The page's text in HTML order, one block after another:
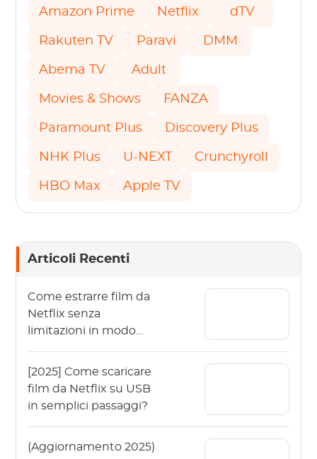
Amazon Prime Netflix dTV
Rakuten TV Paravi DMM
Abema TV Adult
Movies & Shows FANZA
Paramount Plus Discovery Plus
NHK Plus U-NEXT Crunchyroll
HBO Max Apple TV
Articoli Recenti
Come estrarre film da
Netflix senza
limitazioni in modo
[2025] Come scaricare
film da Netflix su USB
in semplici passaggi?
(Aggiornamento 2025)